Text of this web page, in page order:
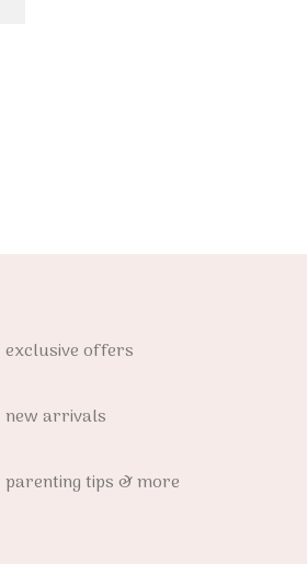
exclusive offers
new arrivals
parenting tips & more